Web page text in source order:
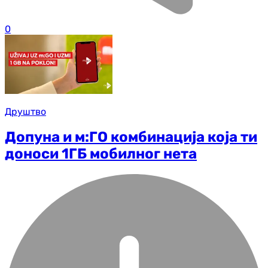
0
Друштво
Допуна и м:ГО комбинација која ти
доноси 1ГБ мобилног нета